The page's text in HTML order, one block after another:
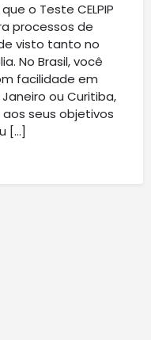
o Teste CELPIP
processos de
visto tanto no
No Brasil, você
facilidade em
ou Curitiba,
seus objetivos
[…]